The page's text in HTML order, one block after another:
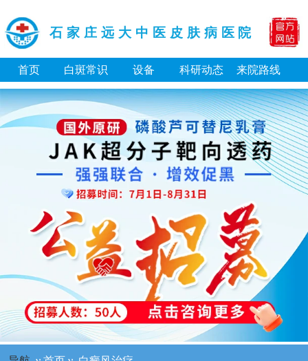
石家庄远大中医皮肤病医院
首页 白斑常识 设备 科研动态 来院路线